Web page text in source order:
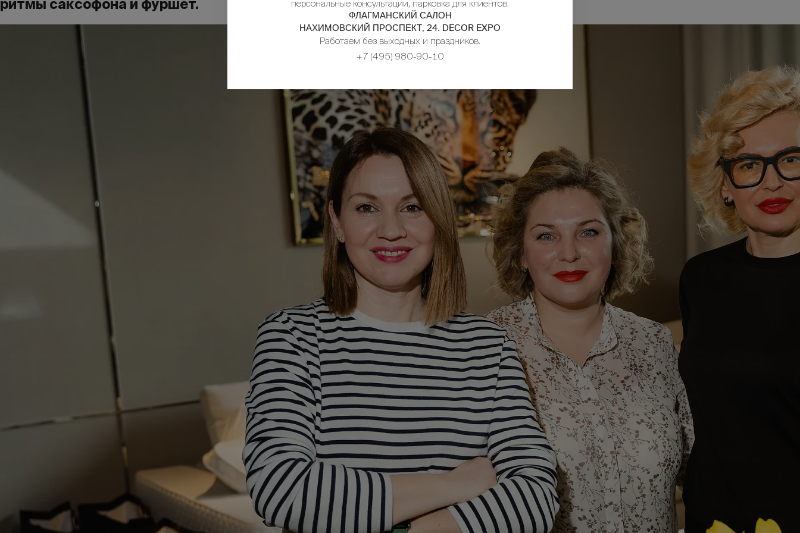
ритмы саксофона и фуршет.
персональные консультации, парковка для клиентов.
ФЛАГМАНСКИЙ САЛОН
НАХИМОВСКИЙ ПРОСПЕКТ, 24. DECOR EXPO
Работаем без выходных и праздников.
+7 (495) 980-90-10